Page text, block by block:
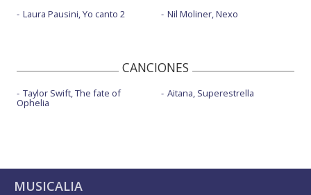
Laura Pausini, Yo canto 2
Nil Moliner, Nexo
CANCIONES
Taylor Swift, The fate of
Ophelia
Aitana, Superestrella
MUSICALIA